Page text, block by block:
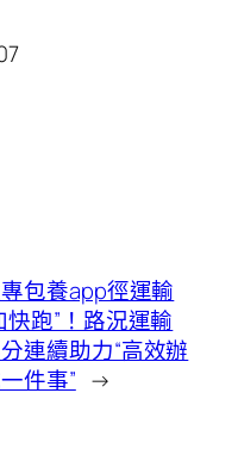
包養app徑運輸
快跑”！路況運輸
連續助力“高效辦
件事” →